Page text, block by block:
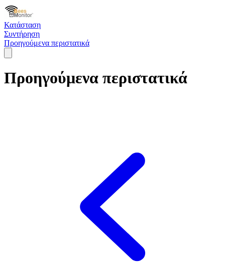
Κατάσταση
Συντήρηση
Προηγούμενα περιστατικά
Προηγούμενα περιστατικά